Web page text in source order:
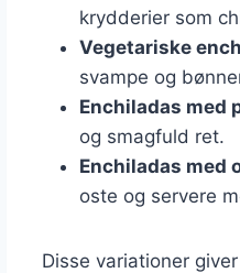
krydderier som
Vegetariske
svampe og
Enchiladas med
og smagfuld ret.
Enchiladas med
oste og servere
Disse variationer